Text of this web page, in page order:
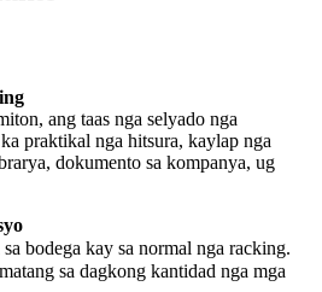
ang taas nga selyado nga
praktikal nga hitsura, kaylap nga
dokumento sa kompanya, ug
bodega kay sa normal nga racking.
sa dagkong kantidad nga mga